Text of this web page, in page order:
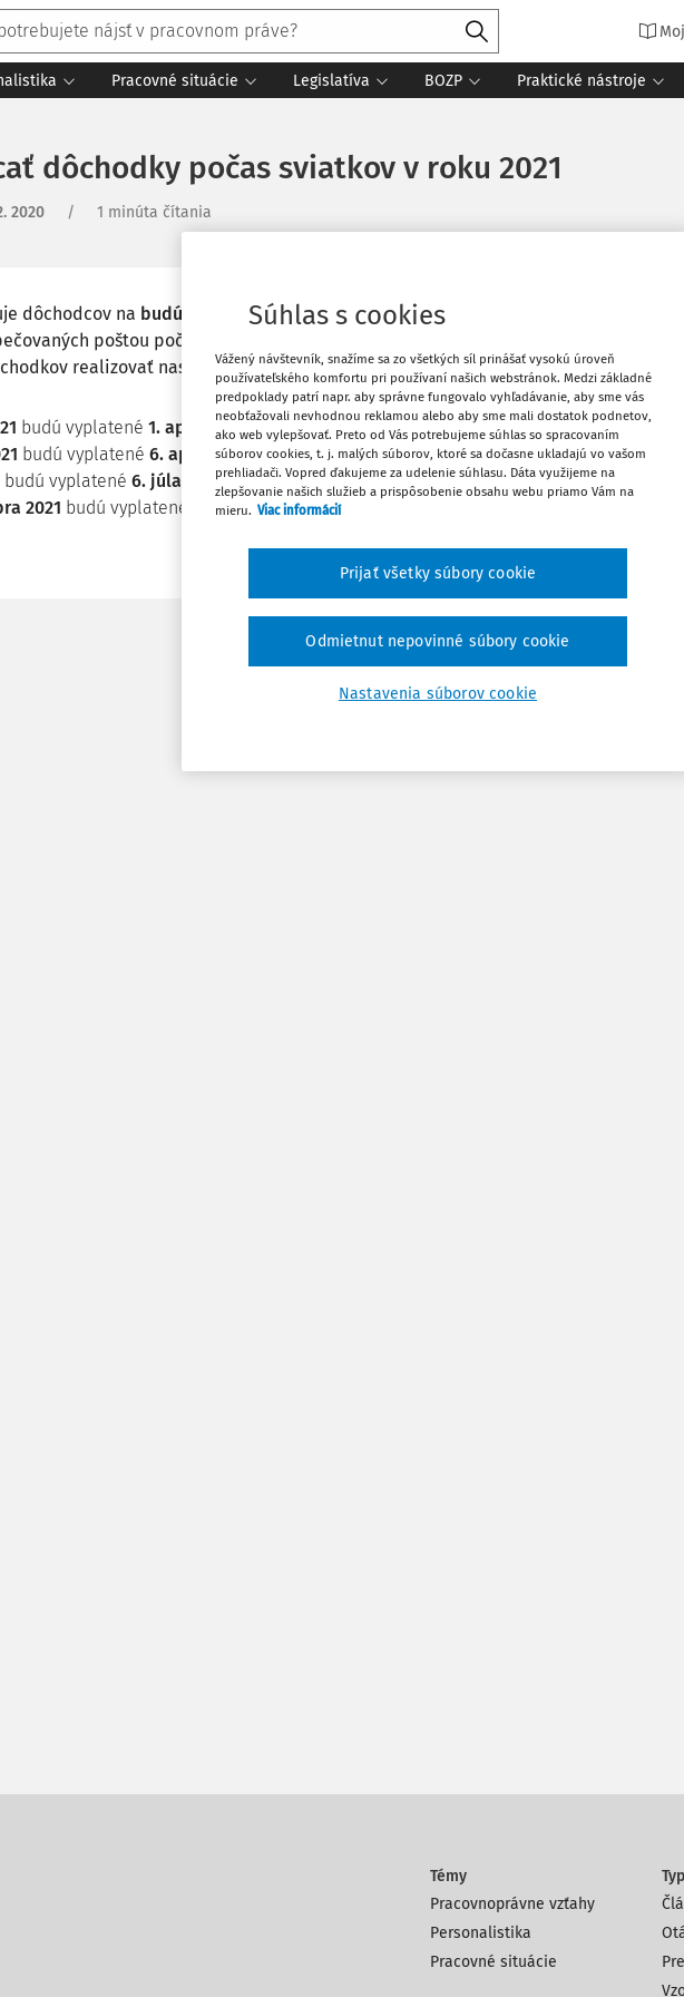
Pracovné situácie Legislatíva BOZP Praktické nástroje
dôchodky počas sviatkov v roku 2021
2020 / 1 minúta čítania
dôchodcov na budúcoročné zmeny termínov výplat
poštou počas sviatkov. Sociálna poisťovňa bude v
realizovať nasledovne:
budú vyplatené 1. apríla 2021
budú vyplatené 6. apríla 2021
budú vyplatené 6. júla 2021
2021 budú vyplatené 23. decembra 2021
Obľúbené
Zdieľať
Témy
Pracovnoprávne vzťahy
Personalistika
Pracovné situácie
Súhlas s cookies
Vážený návštevník, snažíme sa zo všetkých síl prinášať vysokú úroveň
používateľského komfortu pri používaní našich webstránok. Medzi základné
predpoklady patrí napr. aby správne fungovalo vyhľadávanie, aby sme vás
neobťažovali nevhodnou reklamou alebo aby sme mali dostatok podnetov,
ako web vylepšovať. Preto od Vás potrebujeme súhlas so spracovaním
súborov cookies, t. j. malých súborov, ktoré sa dočasne ukladajú vo vašom
prehliadači. Vopred ďakujeme za udelenie súhlasu. Dáta využijeme na
zlepšovanie našich služieb a prispôsobenie obsahu webu priamo Vám na
mieru. Viac informácií
Nastavenia súborov cookie
Odmietnut nepovinné súbory cookie
Prijať všetky súbory cookie